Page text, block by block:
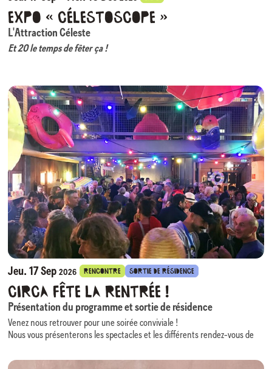
Expo « Célestoscope »
L'Attraction Céleste
Et 20 le temps de fêter ça !
Créateurs de spectacles intimistes, Servane Guittier et Antoine
Manceau, artistes pluri-disciplinaires explorent aussi depuis toujours les
arts plastiques.
Pour marquer le 20eanniversaire de leur compagnie, ils investissent le
hall du CIRC pour y exposer les traces de leur parcours : photos, objets,
images, affiches, boîte surprise… L’univers esthétique et poétique de la
compagnie sera mis à l’honneur sous différentes formes, avec
notamment des créations originales de Servane et Antoine et de leur
complice photographe Emmanuel Veneau.
*** Retrouvez L’Attraction Céleste avec Célestarium
(création
éphémère rassemblant les artistes de la compagnie et des invités)les 2,
3 et 4 décembre au CIRC.
Jeu. 17 Sep2026 RENCONTRE SORTIE DE RÉSIDENCE
Circa fête la rentrée !
Présentation du programme et sortie de résidence
Venez nous retrouver pour une soirée conviviale !
Nous vous présenterons les spectacles et les différents rendez-vous de
La compagnie Cirque Le Roux, accueillie en résidence de création,